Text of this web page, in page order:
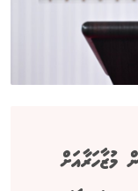
މުޒާހަރާއަށް